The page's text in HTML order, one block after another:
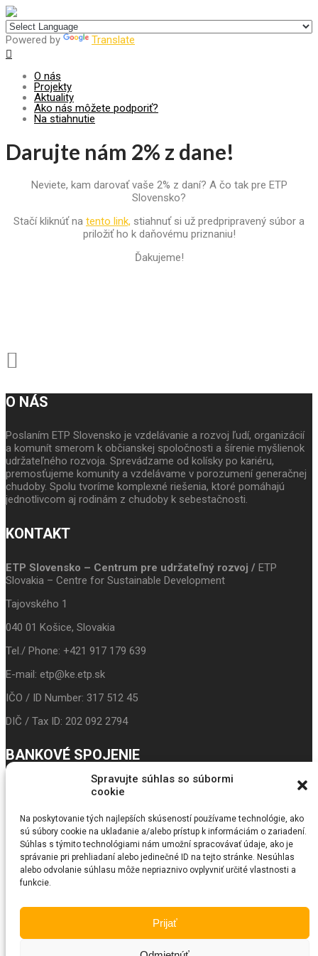
Spravujte súhlas so súbormi
cookie
Na poskytovanie tých najlepších skúseností používame technológie, ako
sú súbory cookie na ukladanie a/alebo prístup k informáciám o zariadení.
Súhlas s týmito technológiami nám umožní spracovávať údaje, ako je
správanie pri prehliadaní alebo jedinečné ID na tejto stránke. Nesúhlas
alebo odvolanie súhlasu môže nepriaznivo ovplyvniť určité vlastnosti a
funkcie.
Prijať
Powered by Translate
O nás
Projekty
Aktuality
Ako nás môžete podporiť?
Na stiahnutie
Darujte nám 2% z dane!
Neviete, kam darovať vaše 2% z daní? A čo tak pre ETP
Slovensko?
Stačí kliknúť na tento link, stiahnuť si už predpripravený súbor a
priložiť ho k daňovému priznaniu!
Ďakujeme!
O NÁS
Poslaním ETP Slovensko je vzdelávanie a rozvoj ľudí, organizácií
a komunít smerom k občianskej spoločnosti a šírenie myšlienok
udržateľného rozvoja. Sprevádzame od kolísky po kariéru,
premosťujeme komunity a vzdelávame v porozumení generačnej
chudoby. Spolu tvoríme komplexné riešenia, ktoré pomáhajú
jednotlivcom aj rodinám z chudoby k sebestačnosti.
KONTAKT
ETP Slovensko – Centrum pre udržateľný rozvoj / ETP
Slovakia – Centre for Sustainable Development
Tajovského 1
040 01 Košice, Slovakia
Tel./ Phone: +421 917 179 639
E-mail: etp@ke.etp.sk
IČO / ID Number: 317 512 45
DIČ / Tax ID: 202 092 2794
BANKOVÉ SPOJENIE
IBAN: SK24 3100 0000 0043 5017 9117
Prima banka
BIC/SWIFT: LUBASKBX
SEARCH
. All Rights Reserved by SKT Themes